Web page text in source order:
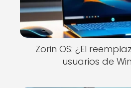
Zorin OS: ¿El
usuarios de